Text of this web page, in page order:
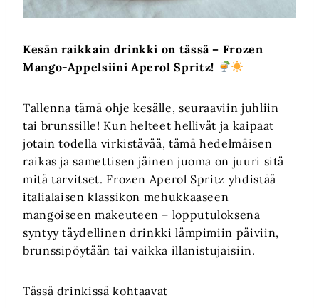
Kesän raikkain drinkki on tässä – Frozen
Mango-Appelsiini Aperol Spritz!
Tallenna tämä ohje kesälle, seuraaviin juhliin
tai brunssille! Kun helteet hellivät ja kaipaat
jotain todella virkistävää, tämä hedelmäisen
raikas ja samettisen jäinen juoma on juuri sitä
mitä tarvitset. Frozen Aperol Spritz yhdistää
italialaisen klassikon mehukkaaseen
mangoiseen makeuteen – lopputuloksena
syntyy täydellinen drinkki lämpimiin päiviin,
brunssipöytään tai vaikka illanistujaisiin.
Tässä drinkissä kohtaavat